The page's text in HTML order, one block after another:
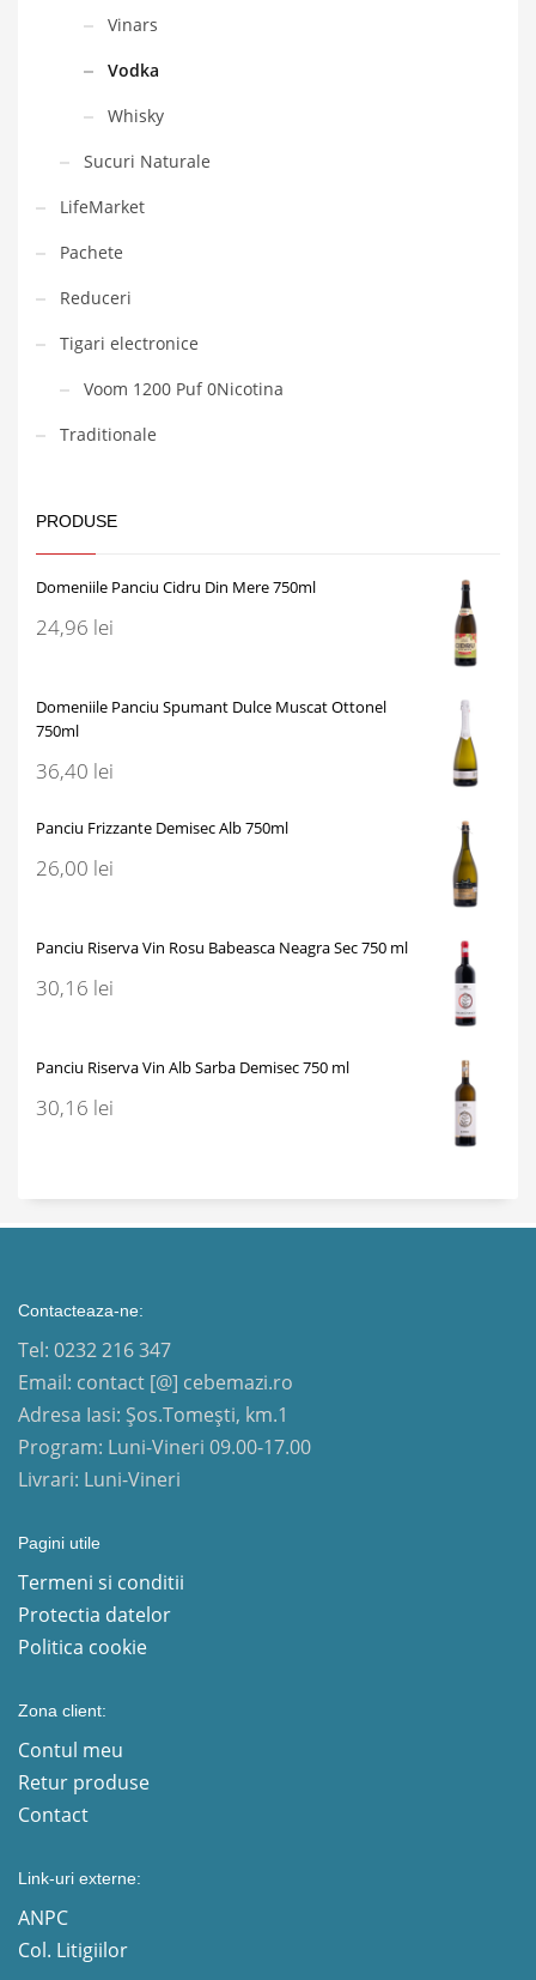
Vinars
Vodka
Whisky
Sucuri Naturale
LifeMarket
Pachete
Reduceri
Tigari electronice
Voom 1200 Puf 0Nicotina
Traditionale
PRODUSE
Domeniile Panciu Cidru Din Mere 750ml
24,96 lei
Domeniile Panciu Spumant Dulce Muscat Ottonel
750ml
36,40 lei
Panciu Frizzante Demisec Alb 750ml
26,00 lei
Panciu Riserva Vin Rosu Babeasca Neagra Sec 750 ml
30,16 lei
Panciu Riserva Vin Alb Sarba Demisec 750 ml
30,16 lei
Contacteaza-ne:
Tel: 0232 216 347
Email: contact [@] cebemazi.ro
Adresa Iasi: Șos.Tomești, km.1
Program: Luni-Vineri 09.00-17.00
Livrari: Luni-Vineri
Pagini utile
Termeni si conditii
Protectia datelor
Politica cookie
Zona client:
Contul meu
Retur produse
Contact
Link-uri externe:
ANPC
Col. Litigiilor